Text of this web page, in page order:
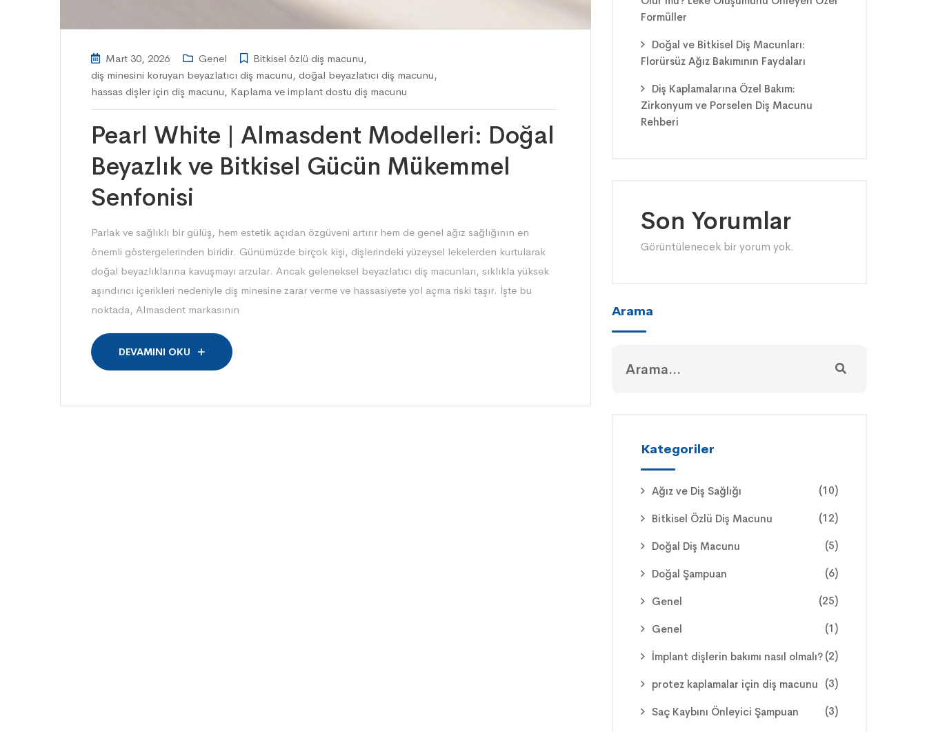
Mart 30, 2026 Genel Bitkisel özlü diş macunu,
diş minesini koruyan beyazlatıcı diş macunu, doğal beyazlatıcı diş macunu,
hassas dişler için diş macunu, Kaplama ve implant dostu diş macunu
Pearl White | Almasdent Modelleri: Doğal
Beyazlık ve Bitkisel Gücün Mükemmel
Senfonisi
Parlak ve sağlıklı bir gülüş, hem estetik açıdan özgüveni artırır hem de genel ağız sağlığının en
önemli göstergelerinden biridir. Günümüzde birçok kişi, dişlerindeki yüzeysel lekelerden kurtularak
doğal beyazlıklarına kavuşmayı arzular. Ancak geleneksel beyazlatıcı diş macunları, sıklıkla yüksek
aşındırıcı içerikleri nedeniyle diş minesine zarar verme ve hassasiyete yol açma riski taşır. İşte bu
noktada, Almasdent markasının
DEVAMINI OKU
Formüller
Doğal ve Bitkisel Diş Macunları:
Florürsüz Ağız Bakımının Faydaları
Diş Kaplamalarına Özel Bakım:
Zirkonyum ve Porselen Diş Macunu
Rehberi
Son Yorumlar
Görüntülenecek bir yorum yok.
Arama
Kategoriler
Ağız ve Diş Sağlığı (10)
Bitkisel Özlü Diş Macunu (12)
Doğal Diş Macunu (5)
Doğal Şampuan (6)
Genel (25)
Genel (1)
İmplant dişlerin bakımı nasıl olmalı? (2)
protez kaplamalar için diş macunu (3)
Saç Kaybını Önleyici Şampuan (3)